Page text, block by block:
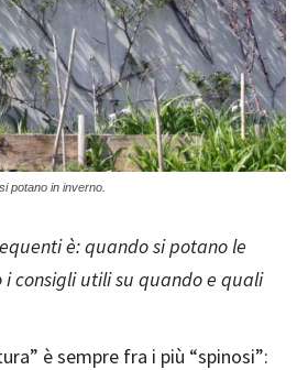
potano in inverno.
è: quando si potano le
i consigli utili su quando e quali
è sempre fra i più “spinosi”: